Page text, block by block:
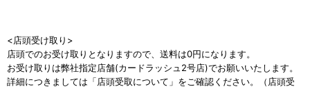
<店頭受け取り>
店頭でのお受け取りとなりますので、送料は0円になります。
お受け取りは弊社指定店舗(カードラッシュ2号店)でお願いいたします。
詳細につきましては「店頭受取について」をご確認ください。（店頭受